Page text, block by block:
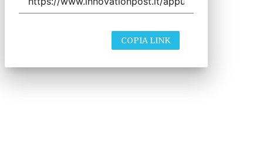
COPIA LINK